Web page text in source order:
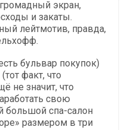
экран,
и закаты.
лейтмотив, правда,
бульвар покупок)
факт, что
не значит, что
свою
большой спа-салон
размером в три